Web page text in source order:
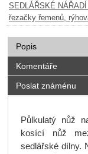
SEDLÁŘSKÉ
řezačky řemenů,
Popis
Komentáře
Poslat známénu
Půlkulatý nůž
kosící nůž
sedlářské dílny.